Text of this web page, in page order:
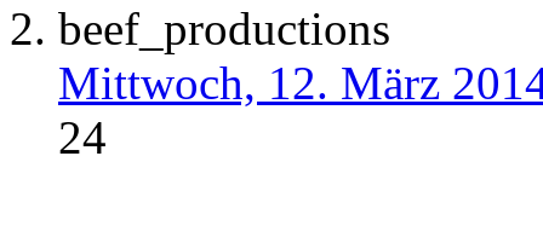
beef_productions
Mittwoch, 12. März
24